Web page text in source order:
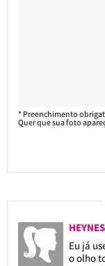
* Preenchimento
Quer que sua foto
Eu já
o olho